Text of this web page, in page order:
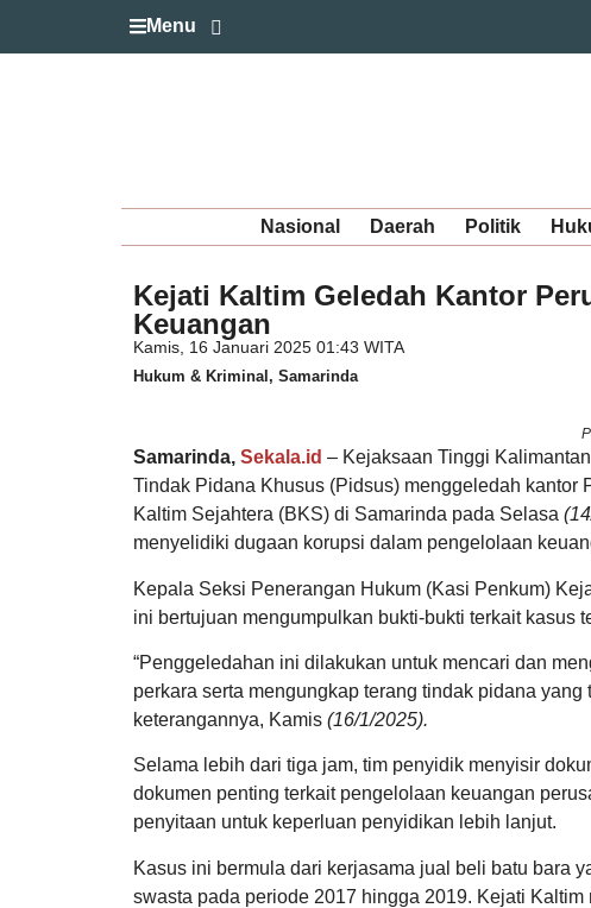
Menu
Nasional Daerah Politik
Kejati Kaltim Geledah Kantor
Keuangan
Kamis, 16 Januari 2025 01:43 WITA
Hukum & Kriminal, Samarinda
Samarinda, Sekala.id – Kejaksaan Tinggi
Tindak Pidana Khusus (Pidsus) menggeledah kantor
Kaltim Sejahtera (BKS) di Samarinda pada Selasa
menyelidiki dugaan korupsi dalam pengelolaan
Kepala Seksi Penerangan Hukum (Kasi Penkum)
ini bertujuan mengumpulkan bukti-bukti terkait kasus
“Penggeledahan ini dilakukan untuk mencari dan
perkara serta mengungkap terang tindak pidana
keterangannya, Kamis (16/1/2025).
Selama lebih dari tiga jam, tim penyidik menyisir
dokumen penting terkait pengelolaan keuangan
penyitaan untuk keperluan penyidikan lebih lanjut.
Kasus ini bermula dari kerjasama jual beli batu bara
swasta pada periode 2017 hingga 2019. Kejati